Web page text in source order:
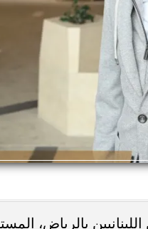
بالرياض،